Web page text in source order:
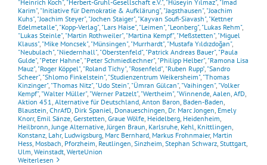
"Heinrich Koch", "Herbert-Gruhl-Gesellschaft e.V.", "Hüseyin Yılmaz", "Imad
Karim", "Initiative für Demokratie & Aufklärung", "Jagsthausen", "Joachim
Kuhs", "Joachim Steyer", "Jochen Staiger", "Kayvan Soufi-Siavash", "Kettner
Edelmetalle", "Kopp-Verlag", "Lars Haise", "Leimen", "Leonberg", "Lukas Rehm",
"Lukas Steinle", "Martin Rothweiler", "Martina Kempf", "Meßstetten", "Miguel
Klauss", "Mike Moncsek", "Münsingen", "Murrhardt", "Mustafa Yıldızdoğan",
"Neubulach", "Niedernhall", "Oberstenfeld", "Patrick Andreas Bauer", "Paula
Gulde", "Peter Hahne", "Peter Schmiedlechner", "Philipp Helber", "Ramona Lisa
Mauz", "Roger Köppel", "Roland Tichy", "Rosenfeld", "Ruben Rupp", "Sandro
Scheer", "Shlomo Finkelstein", "Studienzentrum Weikersheim", "Thomas
Kinzinger", "Thomas Nitz", "Udo Stein", "Ümran Gülcan", "Vaihingen", "Volker
Kempf", "Walter Müller", "Werner Patzelt", "Wertheim", "Winnende Aalen AfD
Aktion 451 Alternative für Deutschland Anton Baron Baden-Baden
Blaustein ChrAfD Dirk Spaniel Donaueschingen Dr. Marc Jongen Emely
Knorr, Emil Sänze Gerstetten Graue Wölfe Heidelberg Heidenheim
Heilbronn Junge Alternative Jürgen Braun Karlsruhe Kehl Knittlingen
Konstanz Lahr, Ludwigsburg Marc Bernhard Markus Frohnmaier, Martin
Hess Mosbach Pforzheim Reutlingen Sinzheim Stephan Schwarz Stuttgart
Ulm Weinstadt WerteUnion
Weiterlesen